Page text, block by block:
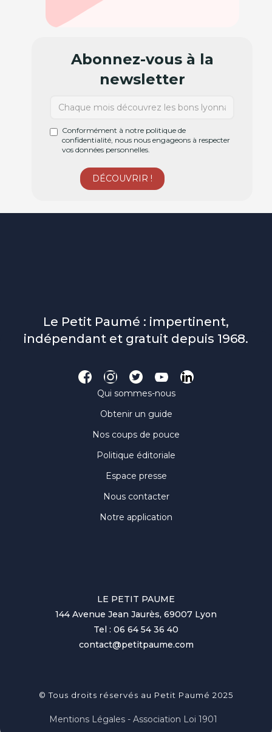
Abonnez-vous à la
newsletter
Conformément à notre politique de
confidentialité, nous nous engageons à respecter
vos données personnelles.
Le Petit Paumé : impertinent,
indépendant et gratuit depuis 1968.
Qui sommes-nous
Obtenir un guide
Nos coups de pouce
Politique éditoriale
Espace presse
Nous contacter
Notre application
LE PETIT PAUME
144 Avenue Jean Jaurès, 69007 Lyon
Tel : 06 64 54 36 40
contact@petitpaume.com
© Tous droits réservés au Petit Paumé 2025
Mentions Légales - Association Loi 1901